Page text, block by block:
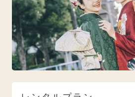
オリジナルブランド
人気モデルブランド